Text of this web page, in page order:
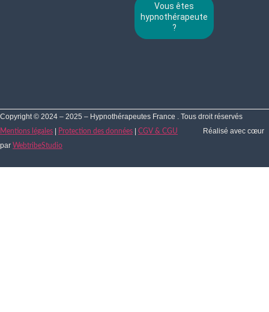
Vous êtes
hypnothérapeute
?
Copyright © 2024 – 2025 – Hypnothérapeutes France . Tous droit réservés
Mentions légales Protection des données CGV & CGU
Réalisé avec cœur
par WebtribeStudio